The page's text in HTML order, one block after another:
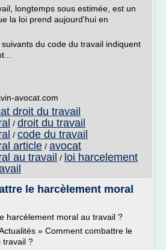
longtemps sous estimée, est un
la loi prend aujourd'hui en
du code du travail indiquent
avocat.com
droit du travail
/ droit du travail
/ code du travail
article / avocat
au travail / loi harcelement
le harcèlement moral
harcèlement moral au travail ?
» Comment combattre le
travail ?